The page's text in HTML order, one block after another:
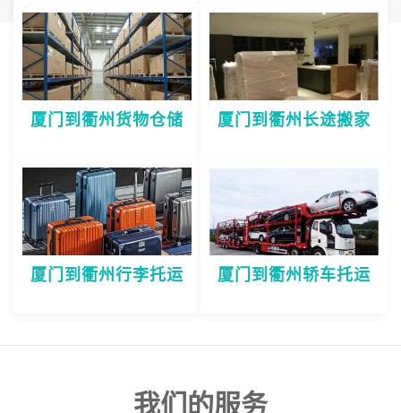
厦门到衢州货物仓储 厦门到衢州长途搬家
厦门到衢州行李托运 厦门到衢州轿车托运
我们的服务